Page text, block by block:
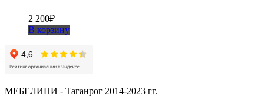
2 200₽
В корзину
МЕБЕЛИНИ - Таганрог 2014-2023 гг.